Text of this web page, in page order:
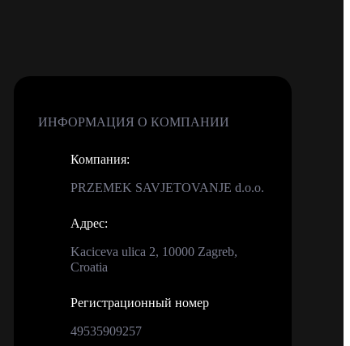
ИНФОРМАЦИЯ О КОМПАНИИ
Компания:
PRZEMEK SAVJETOVANJE d.o.o.
Адрес:
Kaciceva ulica 2, 10000 Zagreb,
Croatia
Регистрационный номер
49535909257